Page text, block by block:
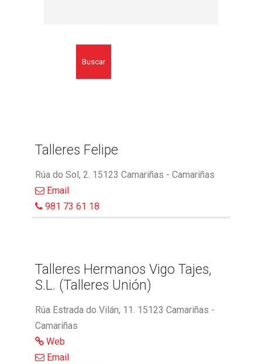
Buscar
Talleres Felipe
Rúa do Sol, 2. 15123 Camariñas - Camariñas
Email
981 73 61 18
Talleres Hermanos Vigo Tajes,
S.L. (Talleres Unión)
Rúa Estrada do Vilán, 11. 15123 Camariñas -
Camariñas
Web
Email